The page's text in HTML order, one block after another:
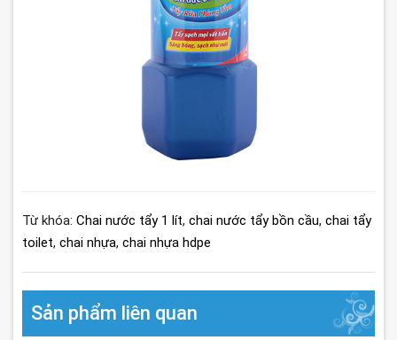
Từ khóa: Chai nước tẩy 1 lít, chai nước tẩy bồn cầu, chai tẩy
toilet, chai nhựa, chai nhựa hdpe
Sản phẩm liên quan